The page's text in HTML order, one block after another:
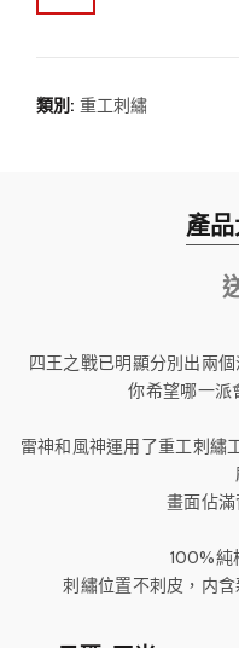
類別: 重工刺繡
產
四王之戰已明顯分別出兩
你希望哪一派
雷神和風神運用了重工刺繡
畫面佔滿
100%純
刺繡位置不刺皮，内